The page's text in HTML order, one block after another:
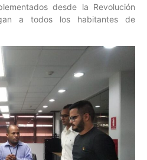
desde la Revolución
a todos los habitantes de